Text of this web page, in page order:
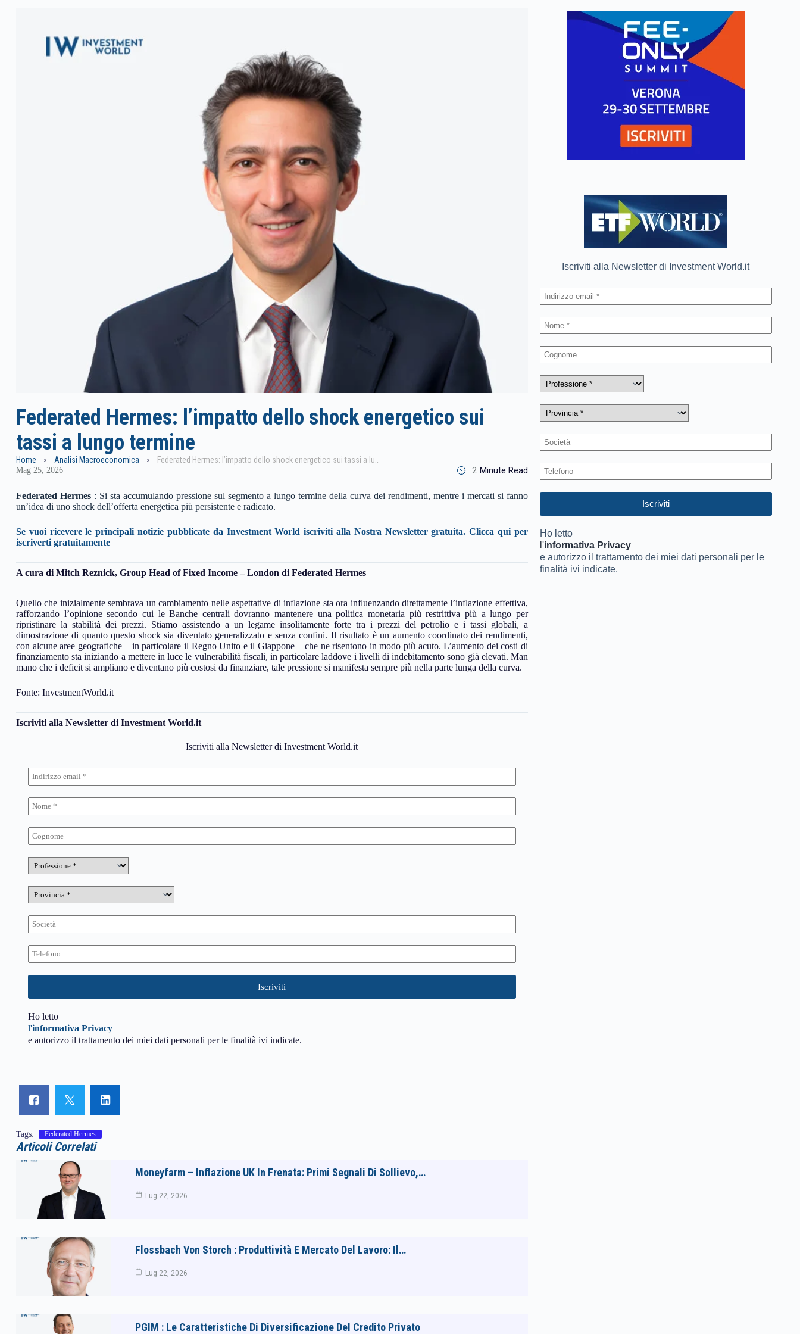
Federated Hermes: l’impatto dello shock energetico sui
tassi a lungo termine
Home Analisi Macroeconomica
Mag 25, 2026 2 Minute Read
Federated Hermes : Si sta accumulando pressione sul segmento a lungo termine della curva dei rendimenti, mentre i mercati si fanno
un’idea di uno shock dell’offerta energetica più persistente e radicato.
Se vuoi ricevere le principali notizie pubblicate da Investment World iscriviti alla Nostra Newsletter gratuita. Clicca qui per
iscriverti gratuitamente
A cura di Mitch Reznick, Group Head of Fixed Income – London di Federated Hermes
Quello che inizialmente sembrava un cambiamento nelle aspettative di inflazione sta ora influenzando direttamente l’inflazione effettiva,
rafforzando l’opinione secondo cui le Banche centrali dovranno mantenere una politica monetaria più restrittiva più a lungo per
ripristinare la stabilità dei prezzi. Stiamo assistendo a un legame insolitamente forte tra i prezzi del petrolio e i tassi globali, a
dimostrazione di quanto questo shock sia diventato generalizzato e senza confini. Il risultato è un aumento coordinato dei rendimenti,
con alcune aree geografiche – in particolare il Regno Unito e il Giappone – che ne risentono in modo più acuto. L’aumento dei costi di
finanziamento sta iniziando a mettere in luce le vulnerabilità fiscali, in particolare laddove i livelli di indebitamento sono già elevati. Man
mano che i deficit si ampliano e diventano più costosi da finanziare, tale pressione si manifesta sempre più nella parte lunga della curva.
Fonte: InvestmentWorld.it
Iscriviti alla Newsletter di Investment World.it
Iscriviti alla Newsletter di Investment World.it
Ho letto
l'informativa Privacy
e autorizzo il trattamento dei miei dati personali per le finalità ivi indicate.
Tags: Federated Hermes
Articoli Correlati
Moneyfarm – Inflazione UK In Frenata: Primi Segnali Di Sollievo,…
Lug 22, 2026
Flossbach Von Storch : Produttività E Mercato Del Lavoro: Il…
Lug 22, 2026
PGIM : Le Caratteristiche Di Diversificazione Del Credito Privato
Iscriviti alla Newsletter di Investment World.it
Ho letto
l'informativa Privacy
e autorizzo il trattamento dei miei dati personali per le
finalità ivi indicate.